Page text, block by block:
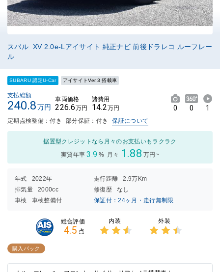
スバル XV 2.0e-Lアイサイト 純正ナビ 前後ドラレコ ルーフレー
ル
SUBARU 認定U-Car アイサイトVer.3 搭載車
支払総額
240.8万円
車両価格
226.6万円
諸費用
14.2万円 0 0 1
定期点検整備：付き 部分保証：付き 保証について
据置型クレジットなら月々のお支払いもラクラク
実質年率 3.9 % 月々 1.88 万円~
年式 2022年 走行距離
2.9万Km
排気量
2000cc 修復歴
なし
車検
車検整備付 保証付：24ヶ月・走行無制限
総合評価
4.5 点
内装 外装
購入パック